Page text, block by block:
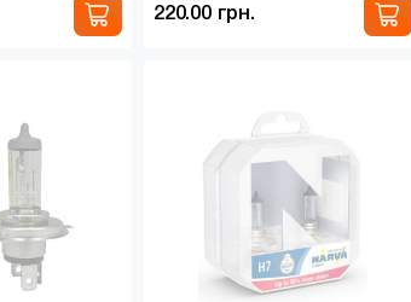
220.00 грн.